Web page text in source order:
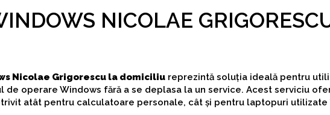
NICOLAE
Nicolae Grigorescu la domiciliu reprezintă soluția ideală pentru
de operare Windows fără a se deplasa la un service. Acest serviciu
atât pentru calculatoare personale, cât și pentru laptopuri utilizate